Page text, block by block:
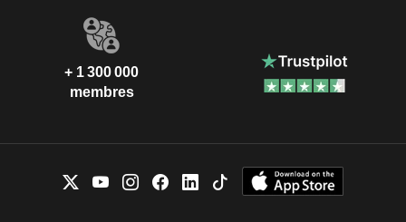
+ 1 300 000
membres